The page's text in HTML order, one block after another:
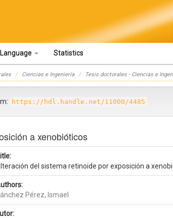
Language Statistics
Ciencias e Ingeniería Tesis doctorales - Ciencias e
https://hdl.handle.net/11000/4485
a xenobióticos
del sistema retinoide por exposición a
Pérez, Ismael